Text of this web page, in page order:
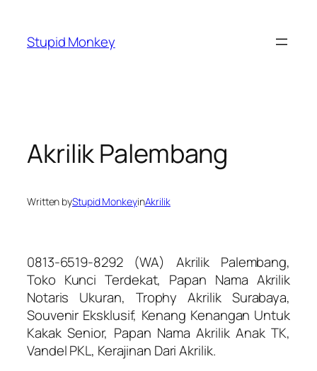
content
Stupid Monkey
Akrilik Palembang
Written byStupid MonkeyinAkrilik
0813-6519-8292 (WA) Akrilik Palembang,
Toko Kunci Terdekat, Papan Nama Akrilik
Notaris Ukuran, Trophy Akrilik Surabaya,
Souvenir Eksklusif, Kenang Kenangan Untuk
Kakak Senior, Papan Nama Akrilik Anak TK,
Vandel PKL, Kerajinan Dari Akrilik.